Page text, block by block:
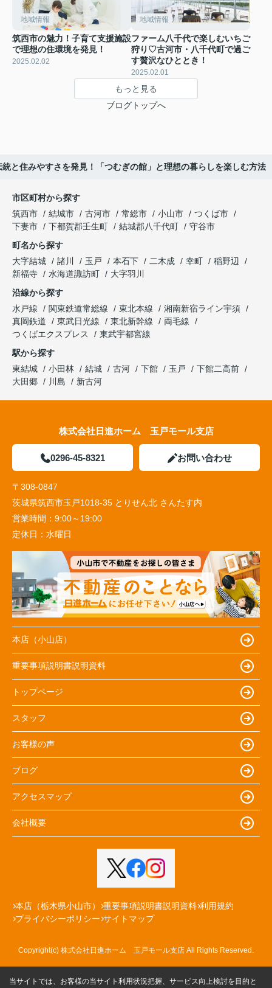
地域情報
筑西市の魅力！子育て支援施設
で理想の住環境を発見！
2025.02.02
地域情報
ファーム八千代で楽しむいちご
狩り♡古河市・八千代町で過ご
す贅沢なひととき！
2025.02.01
もっと見る
ブログトップへ
統と住みやすさを発見！「つむぎの館」と理想の暮らしを楽しむ方法
市区町村から探す
筑西市
結城市 古河市 常総市 小山市
つくば市
下妻市
下都賀郡壬生町 結城郡八千代町
守谷市
町名から探す
大字結城
諸川 玉戸 本石下 二木成 幸町
稲野辺
新福寺
水海道諏訪町
大字羽川
沿線から探す
水戸線
関東鉄道常総線 東北本線
湘南新宿ライン宇須
真岡鉄道
東武日光線 東北新幹線
両毛線
つくばエクスプレス
東武宇都宮線
駅から探す
東結城
小田林 結城 古河 下館 玉戸
下館二高前
大田郷
川島 新古河
株式会社日進ホーム 玉戸モール支店
0296-45-8321 お問い合わせ
〒308-0847
茨城県筑西市玉戸1018-35 とりせん北 さんたす内
営業時間： 9:00～19:00
定休日： 水曜日
本店（小山店）
重要事項説明書説明資料
トップページ
スタッフ
お客様の声
ブログ
アクセスマップ
会社概要
本店（栃木県小山市） 重要事項説明書説明資料 利用規約
プライバシーポリシー サイトマップ
Copyright(c) 株式会社日進ホーム 玉戸モール支店 All Rights Reserved.
当サイトでは、お客様の当サイト利用状況把握、サービス向上検討を目的と